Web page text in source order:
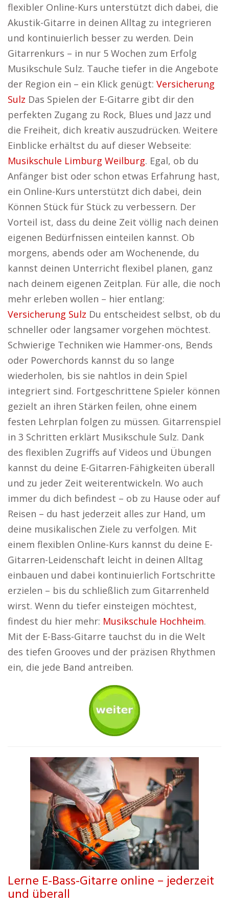
flexibler Online-Kurs unterstützt dich dabei, die
Akustik-Gitarre in deinen Alltag zu integrieren
und kontinuierlich besser zu werden. Dein
Gitarrenkurs – in nur 5 Wochen zum Erfolg
Musikschule Sulz. Tauche tiefer in die Angebote
der Region ein – ein Klick genügt: Versicherung
Sulz Das Spielen der E-Gitarre gibt dir den
perfekten Zugang zu Rock, Blues und Jazz und
die Freiheit, dich kreativ auszudrücken. Weitere
Einblicke erhältst du auf dieser Webseite:
Musikschule Limburg Weilburg. Egal, ob du
Anfänger bist oder schon etwas Erfahrung hast,
ein Online-Kurs unterstützt dich dabei, dein
Können Stück für Stück zu verbessern. Der
Vorteil ist, dass du deine Zeit völlig nach deinen
eigenen Bedürfnissen einteilen kannst. Ob
morgens, abends oder am Wochenende, du
kannst deinen Unterricht flexibel planen, ganz
nach deinem eigenen Zeitplan. Für alle, die noch
mehr erleben wollen – hier entlang:
Versicherung Sulz Du entscheidest selbst, ob du
schneller oder langsamer vorgehen möchtest.
Schwierige Techniken wie Hammer-ons, Bends
oder Powerchords kannst du so lange
wiederholen, bis sie nahtlos in dein Spiel
integriert sind. Fortgeschrittene Spieler können
gezielt an ihren Stärken feilen, ohne einem
festen Lehrplan folgen zu müssen. Gitarrenspiel
in 3 Schritten erklärt Musikschule Sulz. Dank
des flexiblen Zugriffs auf Videos und Übungen
kannst du deine E-Gitarren-Fähigkeiten überall
und zu jeder Zeit weiterentwickeln. Wo auch
immer du dich befindest – ob zu Hause oder auf
Reisen – du hast jederzeit alles zur Hand, um
deine musikalischen Ziele zu verfolgen. Mit
einem flexiblen Online-Kurs kannst du deine E-
Gitarren-Leidenschaft leicht in deinen Alltag
einbauen und dabei kontinuierlich Fortschritte
erzielen – bis du schließlich zum Gitarrenheld
wirst. Wenn du tiefer einsteigen möchtest,
findest du hier mehr: Musikschule Hochheim.
Mit der E-Bass-Gitarre tauchst du in die Welt
des tiefen Grooves und der präzisen Rhythmen
ein, die jede Band antreiben.
Lerne E-Bass-Gitarre online – jederzeit
und überall